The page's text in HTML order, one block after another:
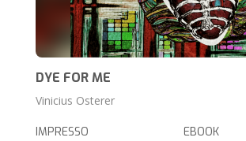
DYE FOR ME
Vinicius Osterer
IMPRESSO EBOOK